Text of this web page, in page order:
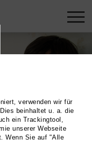
verwenden wir für
beinhaltet u. a. die
ein Trackingtool,
unserer Webseite
Wenn Sie auf "Alle